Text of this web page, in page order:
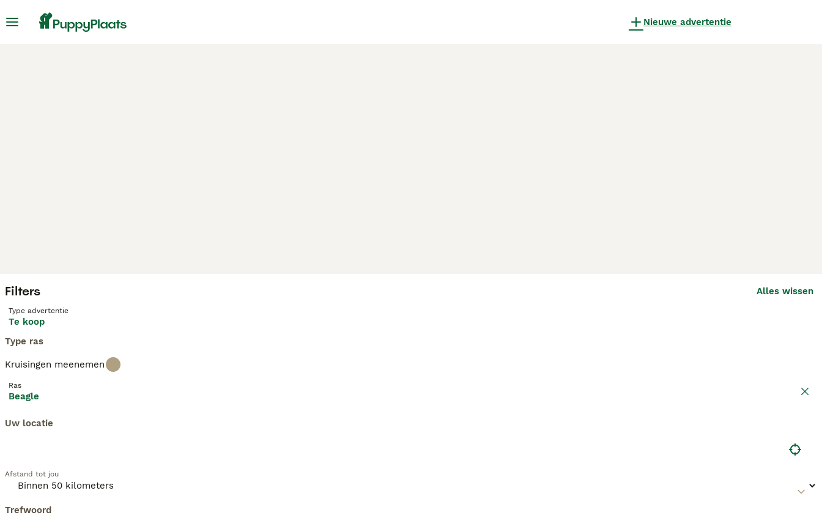
Nieuwe advertentie
Filters Alles wissen
Type advertentie
Te koop
Type ras
Kruisingen meenemen
Ras
Beagle
Uw locatie
Afstand tot jou
Trefwoord